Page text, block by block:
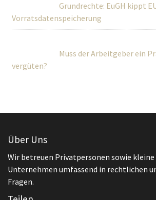
Grundrechte: EuGH kippt
Vorratsdatenspeicherung
Muss der Arbeitgeber ein
vergüten?
Über Uns
Wir betreuen Privatpersonen sowie
Unternehmen umfassend in rechtlichen
Fragen.